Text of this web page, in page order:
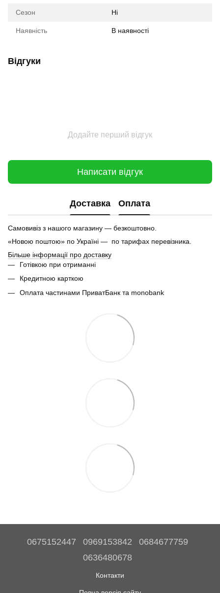
Сезон Ні
Наявність В наявності
Відгуки
Додайте перший відгук
Написати відгук
Доставка Оплата
Самовивіз з нашого магазину — безкоштовно.
«Новою поштою» по Україні — по тарифах перевізника.
Більше інформації про доставку
Готівкою при отриманні
Кредитною карткою
Оплата частинами ПриватБанк та monobank
0675152447 0969153842
0684677759
0636480678
Контакти